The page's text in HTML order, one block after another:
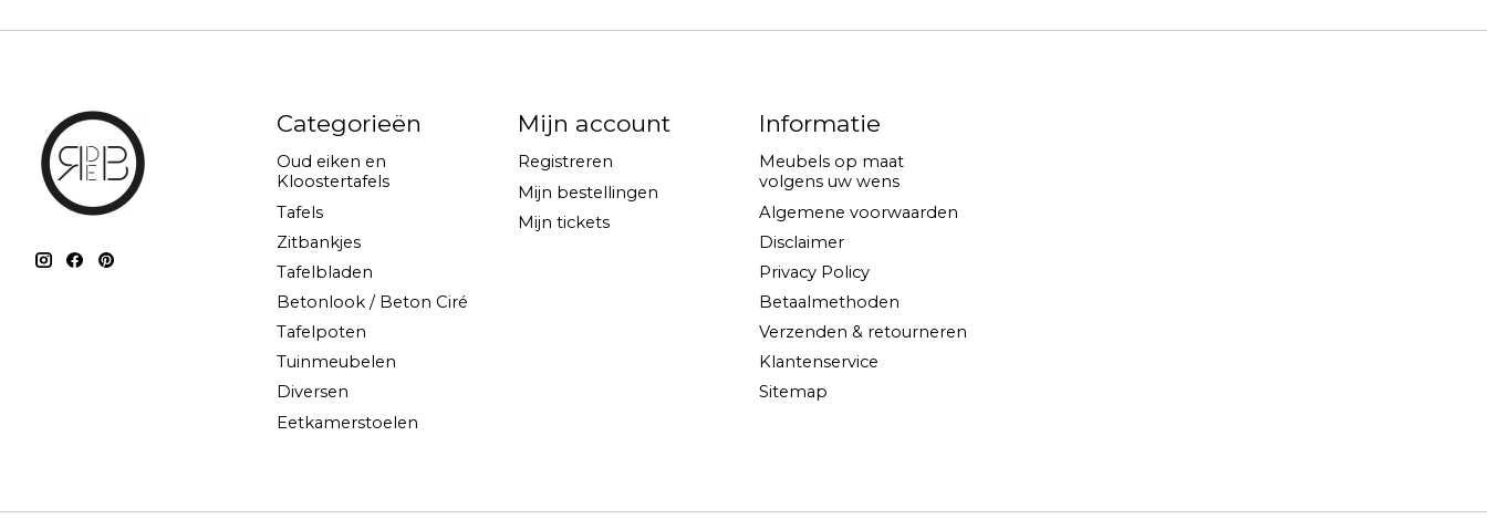
Categorieën
Oud eiken en
Kloostertafels
Tafels
Zitbankjes
Tafelbladen
Betonlook / Beton Ciré
Tafelpoten
Tuinmeubelen
Diversen
Eetkamerstoelen
Mijn account
Registreren
Mijn bestellingen
Mijn tickets
Informatie
Meubels op maat
volgens uw wens
Algemene voorwaarden
Disclaimer
Privacy Policy
Betaalmethoden
Verzenden & retourneren
Klantenservice
Sitemap